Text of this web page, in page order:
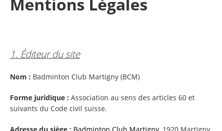
1. Éditeur du site
Nom : Badminton Club Martigny (BCM)
Forme juridique : Association au sens des articles 60 et
suivants du Code civil suisse.